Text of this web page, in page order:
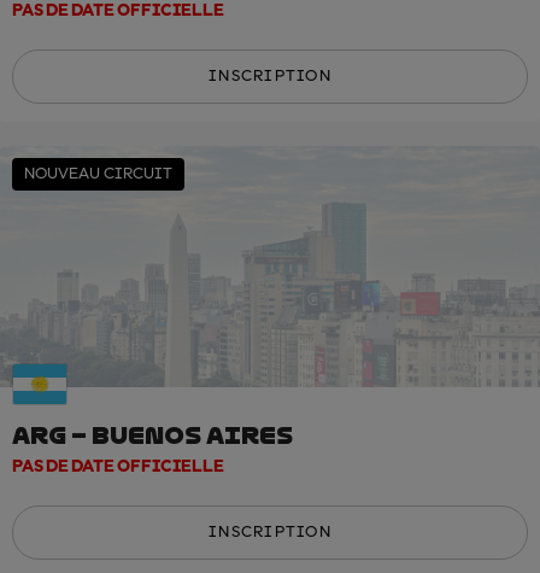
PAS DE DATE OFFICIELLE
INSCRIPTION
NOUVEAU CIRCUIT
ARG – BUENOS AIRES
PAS DE DATE OFFICIELLE
INSCRIPTION